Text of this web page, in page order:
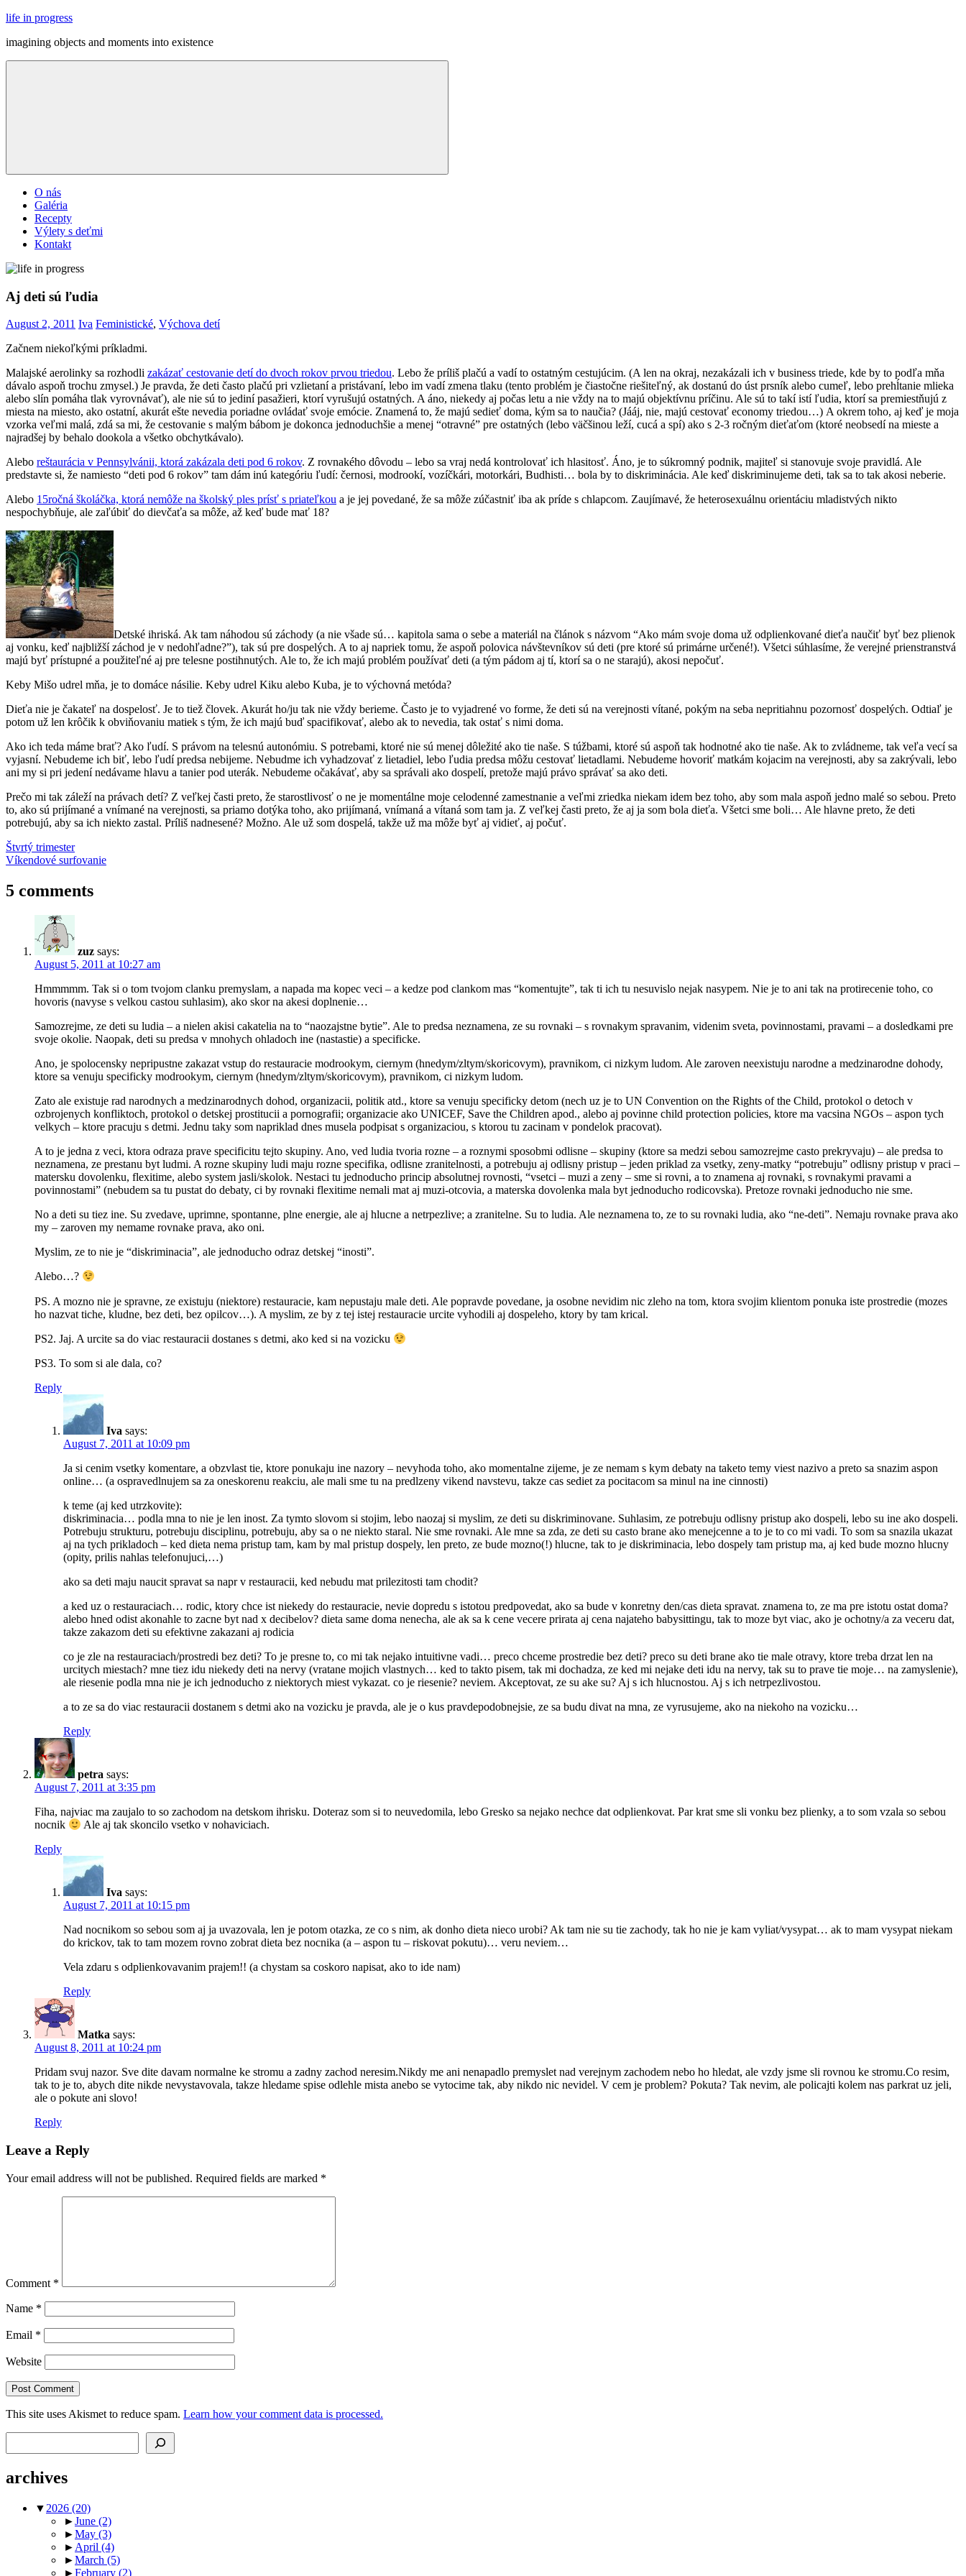
Skip
content
life in progress
imagining objects and moments into existence
Menu
O nás
Galéria
Recepty
Výlety s deťmi
Kontakt
Aj deti sú ľudia
August 2, 2011 Iva Feministické, Výchova detí
Začnem niekoľkými príkladmi.
Malajské aerolinky sa rozhodli zakázať cestovanie detí do dvoch rokov prvou triedou. Lebo že príliš plačú a vadí to ostatným cestujúcim. (A len na okraj, nezakázali ich v business triede, kde by to podľa mňa
dávalo aspoň trochu zmysel.) Je pravda, že deti často plačú pri vzlietaní a pristávaní, lebo im vadí zmena tlaku (tento problém je čiastočne riešiteľný, ak dostanú do úst prsník alebo cumeľ, lebo prehĺtanie mlieka
alebo slín pomáha tlak vyrovnávať), ale nie sú to jediní pasažieri, ktorí vyrušujú ostatných. A áno, niekedy aj počas letu a nie vždy na to majú objektívnu príčinu. Ale sú to takí istí ľudia, ktorí sa premiestňujú z
miesta na miesto, ako ostatní, akurát ešte nevedia poriadne ovládať svoje emócie. Znamená to, že majú sedieť doma, kým sa to naučia? (Jááj, nie, majú cestovať economy triedou…) A okrem toho, aj keď je moja
vzorka veľmi malá, zdá sa mi, že cestovanie s malým bábom je dokonca jednoduchšie a menej “otravné” pre ostatných (lebo väčšinou leží, cucá a spí) ako s 2-3 ročným dieťaťom (ktoré neobsedí na mieste a
najradšej by behalo dookola a všetko obchytkávalo).
Alebo reštaurácia v Pennsylvánii, ktorá zakázala deti pod 6 rokov. Z rovnakého dôvodu – lebo sa vraj nedá kontrolovať ich hlasitosť. Áno, je to súkromný podnik, majiteľ si stanovuje svoje pravidlá. Ale
predstavte si, že namiesto “deti pod 6 rokov” tam dám inú kategóriu ľudí: černosi, modrookí, vozíčkári, motorkári, Budhisti… bola by to diskriminácia. Ale keď diskriminujeme deti, tak sa to tak akosi neberie.
Alebo 15ročná školáčka, ktorá nemôže na školský ples prísť s priateľkou a je jej povedané, že sa môže zúčastniť iba ak príde s chlapcom. Zaujímavé, že heterosexuálnu orientáciu mladistvých nikto
nespochybňuje, ale zaľúbiť do dievčaťa sa môže, až keď bude mať 18?
Detské ihriská. Ak tam náhodou sú záchody (a nie všade sú… kapitola sama o sebe a materiál na článok s názvom “Ako mám svoje doma už odplienkované dieťa naučiť byť bez plienok
aj vonku, keď najbližší záchod je v nedohľadne?”), tak sú pre dospelých. A to aj napriek tomu, že aspoň polovica návštevníkov sú deti (pre ktoré sú primárne určené!). Všetci súhlasíme, že verejné prienstranstvá
majú byť prístupné a použiteľné aj pre telesne postihnutých. Ale to, že ich majú problém používať deti (a tým pádom aj tí, ktorí sa o ne starajú), akosi nepočuť.
Keby Mišo udrel mňa, je to domáce násilie. Keby udrel Kiku alebo Kuba, je to výchovná metóda?
Dieťa nie je čakateľ na dospelosť. Je to tiež človek. Akurát ho/ju tak nie vždy berieme. Často je to vyjadrené vo forme, že deti sú na verejnosti vítané, pokým na seba nepritiahnu pozornosť dospelých. Odtiaľ je
potom už len krôčik k obviňovaniu matiek s tým, že ich majú buď spacifikovať, alebo ak to nevedia, tak ostať s nimi doma.
Ako ich teda máme brať? Ako ľudí. S právom na telesnú autonómiu. S potrebami, ktoré nie sú menej dôležité ako tie naše. S túžbami, ktoré sú aspoň tak hodnotné ako tie naše. Ak to zvládneme, tak veľa vecí sa
vyjasní. Nebudeme ich biť, lebo ľudí predsa nebijeme. Nebudme ich vyhadzovať z lietadiel, lebo ľudia predsa môžu cestovať lietadlami. Nebudeme hovoriť matkám kojacim na verejnosti, aby sa zakrývali, lebo
ani my si pri jedení nedávame hlavu a tanier pod uterák. Nebudeme očakávať, aby sa správali ako dospelí, pretože majú právo správať sa ako deti.
Prečo mi tak záleží na právach detí? Z veľkej časti preto, že starostlivosť o ne je momentálne moje celodenné zamestnanie a veľmi zriedka niekam idem bez toho, aby som mala aspoň jedno malé so sebou. Preto
to, ako sú prijímané a vnímané na verejnosti, sa priamo dotýka toho, ako prijímaná, vnímaná a vítaná som tam ja. Z veľkej časti preto, že aj ja som bola dieťa. Všetci sme boli… Ale hlavne preto, že deti
potrebujú, aby sa ich niekto zastal. Príliš nadnesené? Možno. Ale už som dospelá, takže už ma môže byť aj vidieť, aj počuť.
detidiskriminácia
detí
Post
navigation
Previous
Post:
Štvrtý trimester
Next
Víkendové surfovanie
5 comments
zuz says:
August 5, 2011 at 10:27 am
Hmmmmm. Tak si o tom tvojom clanku premyslam, a napada ma kopec veci – a kedze pod clankom mas “komentujte”, tak ti ich tu nesuvislo nejak nasypem. Nie je to ani tak na protirecenie toho, co
hovoris (navyse s velkou castou suhlasim), ako skor na akesi doplnenie…
Samozrejme, ze deti su ludia – a nielen akisi cakatelia na to “naozajstne bytie”. Ale to predsa neznamena, ze su rovnaki – s rovnakym spravanim, videnim sveta, povinnostami, pravami – a dosledkami pre
svoje okolie. Naopak, deti su predsa v mnohych ohladoch ine (nastastie) a specificke.
Ano, je spolocensky nepripustne zakazat vstup do restauracie modrookym, ciernym (hnedym/zltym/skoricovym), pravnikom, ci nizkym ludom. Ale zaroven neexistuju narodne a medzinarodne dohody,
ktore sa venuju specificky modrookym, ciernym (hnedym/zltym/skoricovym), pravnikom, ci nizkym ludom.
Zato ale existuje rad narodnych a medzinarodnych dohod, organizacii, politik atd., ktore sa venuju specificky detom (nech uz je to UN Convention on the Rights of the Child, protokol o detoch v
ozbrojenych konfliktoch, protokol o detskej prostitucii a pornografii; organizacie ako UNICEF, Save the Children apod., alebo aj povinne child protection policies, ktore ma vacsina NGOs – aspon tych
velkych – ktore pracuju s detmi. Jednu taky som napriklad dnes musela podpisat s organizaciou, s ktorou tu zacinam v pondelok pracovat).
A to je jedna z veci, ktora odraza prave specificitu tejto skupiny. Ano, ved ludia tvoria rozne – a roznymi sposobmi odlisne – skupiny (ktore sa medzi sebou samozrejme casto prekryvaju) – ale predsa to
neznamena, ze prestanu byt ludmi. A rozne skupiny ludi maju rozne specifika, odlisne zranitelnosti, a potrebuju aj odlisny pristup – jeden priklad za vsetky, zeny-matky “potrebuju” odlisny pristup v praci –
matersku dovolenku, flexitime, alebo system jasli/skolok. Nestaci tu jednoducho princip absolutnej rovnosti, “vsetci – muzi a zeny – sme si rovni, a to znamena aj rovnaki, s rovnakymi pravami a
povinnostami” (nebudem sa tu pustat do debaty, ci by rovnaki flexitime nemali mat aj muzi-otcovia, a materska dovolenka mala byt jednoducho rodicovska). Pretoze rovnaki jednoducho nie sme.
No a deti su tiez ine. Su zvedave, uprimne, spontanne, plne energie, ale aj hlucne a netrpezlive; a zranitelne. Su to ludia. Ale neznamena to, ze to su rovnaki ludia, ako “ne-deti”. Nemaju rovnake prava ako
my – zaroven my nemame rovnake prava, ako oni.
Myslim, ze to nie je “diskriminacia”, ale jednoducho odraz detskej “inosti”.
Alebo…?
PS. A mozno nie je spravne, ze existuju (niektore) restauracie, kam nepustaju male deti. Ale popravde povedane, ja osobne nevidim nic zleho na tom, ktora svojim klientom ponuka iste prostredie (mozes
ho nazvat tiche, kludne, bez deti, bez opilcov…). A myslim, ze by z tej istej restauracie urcite vyhodili aj dospeleho, ktory by tam krical.
PS2. Jaj. A urcite sa do viac restauracii dostanes s detmi, ako ked si na vozicku
PS3. To som si ale dala, co?
Reply
Iva says:
August 7, 2011 at 10:09 pm
Ja si cenim vsetky komentare, a obzvlast tie, ktore ponukaju ine nazory – nevyhoda toho, ako momentalne zijeme, je ze nemam s kym debaty na taketo temy viest nazivo a preto sa snazim aspon
online… (a ospravedlnujem sa za oneskorenu reakciu, ale mali sme tu na predlzeny vikend navstevu, takze cas sediet za pocitacom sa minul na ine cinnosti)
k teme (aj ked utrzkovite):
diskriminacia… podla mna to nie je len inost. Za tymto slovom si stojim, lebo naozaj si myslim, ze deti su diskriminovane. Suhlasim, ze potrebuju odlisny pristup ako dospeli, lebo su ine ako dospeli.
Potrebuju strukturu, potrebuju disciplinu, potrebuju, aby sa o ne niekto staral. Nie sme rovnaki. Ale mne sa zda, ze deti su casto brane ako menejcenne a to je to co mi vadi. To som sa snazila ukazat
aj na tych prikladoch – ked dieta nema pristup tam, kam by mal pristup dospely, len preto, ze bude mozno(!) hlucne, tak to je diskriminacia, lebo dospely tam pristup ma, aj ked bude mozno hlucny
(opity, prilis nahlas telefonujuci,…)
ako sa deti maju naucit spravat sa napr v restauracii, ked nebudu mat prilezitosti tam chodit?
a ked uz o restauraciach… rodic, ktory chce ist niekedy do restauracie, nevie dopredu s istotou predpovedat, ako sa bude v konretny den/cas dieta spravat. znamena to, ze ma pre istotu ostat doma?
alebo hned odist akonahle to zacne byt nad x decibelov? dieta same doma nenecha, ale ak sa k cene vecere prirata aj cena najateho babysittingu, tak to moze byt viac, ako je ochotny/a za veceru dat,
takze zakazom deti su efektivne zakazani aj rodicia
co je zle na restauraciach/prostredi bez deti? To je presne to, co mi tak nejako intuitivne vadi… preco chceme prostredie bez deti? preco su deti brane ako tie male otravy, ktore treba drzat len na
urcitych miestach? mne tiez idu niekedy deti na nervy (vratane mojich vlastnych… ked to takto pisem, tak mi dochadza, ze ked mi nejake deti idu na nervy, tak su to prave tie moje… na zamyslenie),
ale riesenie podla mna nie je ich jednoducho z niektorych miest vykazat. co je riesenie? neviem. Akceptovat, ze su ake su? Aj s ich hlucnostou. Aj s ich netrpezlivostou.
a to ze sa do viac restauracii dostanem s detmi ako na vozicku je pravda, ale je o kus pravdepodobnejsie, ze sa budu divat na mna, ze vyrusujeme, ako na niekoho na vozicku…
Reply
petra says:
August 7, 2011 at 3:35 pm
Fiha, najviac ma zaujalo to so zachodom na detskom ihrisku. Doteraz som si to neuvedomila, lebo Gresko sa nejako nechce dat odplienkovat. Par krat sme sli vonku bez plienky, a to som vzala so sebou
nocnik
Ale aj tak skoncilo vsetko v nohaviciach.
Reply
Iva says:
August 7, 2011 at 10:15 pm
Nad nocnikom so sebou som aj ja uvazovala, len je potom otazka, ze co s nim, ak donho dieta nieco urobi? Ak tam nie su tie zachody, tak ho nie je kam vyliat/vysypat… ak to mam vysypat niekam
do krickov, tak to tam mozem rovno zobrat dieta bez nocnika (a – aspon tu – riskovat pokutu)… veru neviem…
Vela zdaru s odplienkovavanim prajem!! (a chystam sa coskoro napisat, ako to ide nam)
Reply
Matka says:
August 8, 2011 at 10:24 pm
Pridam svuj nazor. Sve dite davam normalne ke stromu a zadny zachod neresim.Nikdy me ani nenapadlo premyslet nad verejnym zachodem nebo ho hledat, ale vzdy jsme sli rovnou ke stromu.Co resim,
tak to je to, abych dite nikde nevystavovala, takze hledame spise odlehle mista anebo se vytocime tak, aby nikdo nic nevidel. V cem je problem? Pokuta? Tak nevim, ale policajti kolem nas parkrat uz jeli,
ale o pokute ani slovo!
Reply
Leave a Reply
Your email address will not be published. Required fields are marked *
Comment *
Name *
Email *
Website
This site uses Akismet to reduce spam. Learn how your comment data is processed.
archives
▼ 2026 (20)
►June (2)
►May (3)
► April (4)
►March (5)
►February (2)